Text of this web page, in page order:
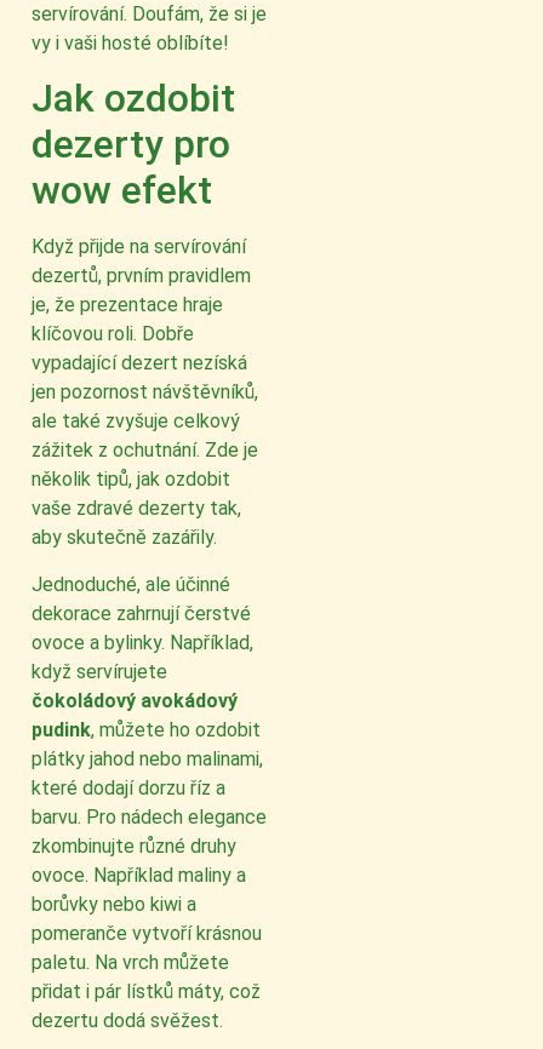
servírování. Doufám, že si je
vy i vaši hosté oblíbíte!
Jak ozdobit
dezerty pro
wow efekt
Když přijde na servírování
dezertů, prvním pravidlem
je, že prezentace hraje
klíčovou roli. Dobře
vypadající dezert nezíská
jen pozornost návštěvníků,
ale také zvyšuje celkový
zážitek z ochutnání. Zde je
několik tipů, jak ozdobit
vaše zdravé dezerty tak,
aby skutečně zazářily.
Jednoduché, ale účinné
dekorace zahrnují čerstvé
ovoce a bylinky. Například,
když servírujete
čokoládový avokádový
pudink, můžete ho ozdobit
plátky jahod nebo malinami,
které dodají dorzu říz a
barvu. Pro nádech elegance
zkombinujte různé druhy
ovoce. Například maliny a
borůvky nebo kiwi a
pomeranče vytvoří krásnou
paletu. Na vrch můžete
přidat i pár lístků máty, což
dezertu dodá svěžest.